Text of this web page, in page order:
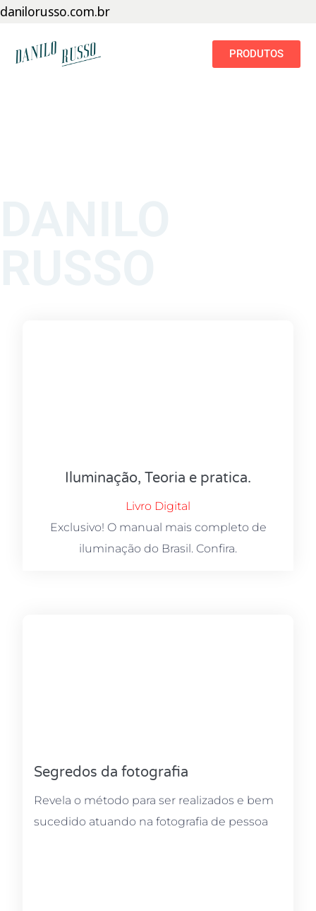
danilorusso.com.br
PRODUTOS
Iluminação, Teoria e pratica.
Livro Digital
Exclusivo! O manual mais completo de
iluminação do Brasil. Confira.
Segredos da fotografia
Revela o método para ser realizados e bem
sucedido atuando na fotografia de pessoa